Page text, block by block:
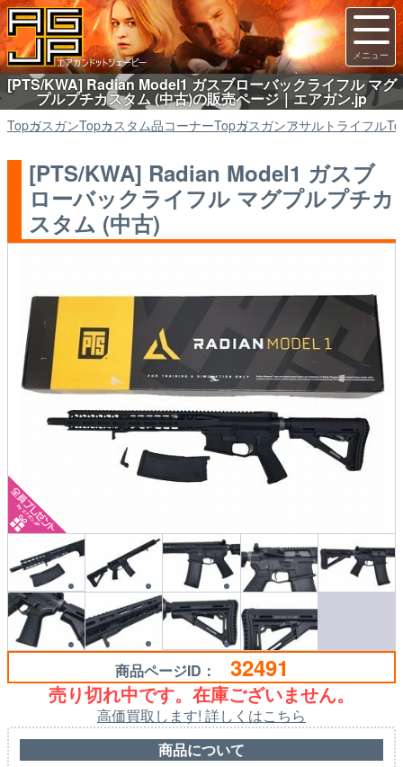
[PTS/KWA] Radian Model1 ガスブローバックライフル マグ
プルプチカスタム (中古)の販売ページ｜エアガン.jp
TopガスガンTopカスタム品コーナーTopガスガンアサルトライフル
[PTS/KWA] Radian Model1 ガスブ
ローバックライフル マグプルプチカ
スタム (中古)
商品ページID： 32491
売り切れ中です。在庫ございません。
高価買取します! 詳しくはこちら
商品について